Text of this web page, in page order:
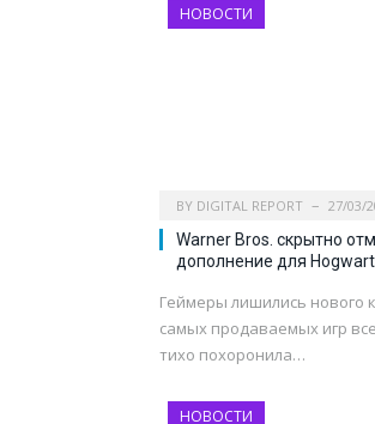
НОВОСТИ
BY DIGITAL REPORT 27/03/
Warner Bros. скрытно
дополнение для
Геймеры лишились нового
самых продаваемых игр
тихо похоронила…
НОВОСТИ